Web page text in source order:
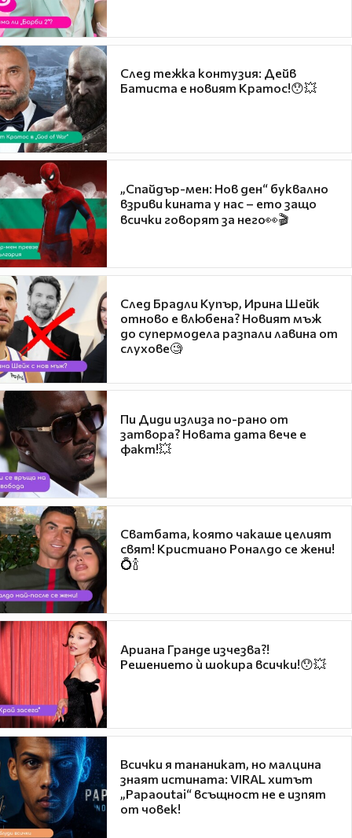
След тежка контузия: Дейв
Батиста е новият Кратос!😯💥
„Спайдър-мен: Нов ден“ буквално
взриви кината у нас – ето защо
всички говорят за него👀🎬
След Брадли Купър, Ирина Шейк
отново е влюбена? Новият мъж
до супермодела разпали лавина от
слухове🧐
Пи Диди излиза по-рано от
затвора? Новата дата вече е
факт!💥
Сватбата, която чакаше целият
свят! Кристиано Роналдо се жени!
💍🍾
Ариана Гранде изчезва?!
Решението ѝ шокира всички!😯💥
Всички я тананикат, но малцина
знаят истината: VIRAL хитът
„Papaoutai“ всъщност не е изпят
от човек!